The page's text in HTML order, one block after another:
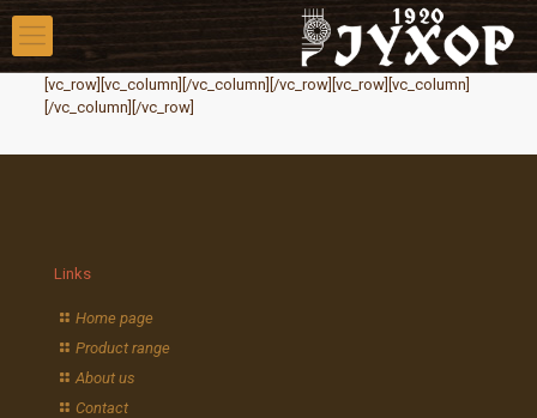
[vc_row][vc_column][/vc_column][/vc_row][vc_row][vc_column]
[/vc_column][/vc_row]
Links
Home page
Product range
About us
Contact